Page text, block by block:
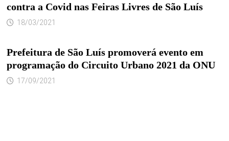
contra a Covid nas Feiras Livres de São Luís
18/03/2021
Prefeitura de São Luís promoverá evento em
programação do Circuito Urbano 2021 da ONU
17/09/2021